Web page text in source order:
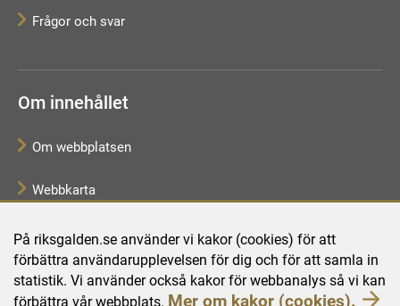
På riksgalden.se använder vi kakor (cookies) för att
förbättra användarupplevelsen för dig och för att samla in
statistik. Vi använder också kakor för webbanalys så vi kan
förbättra vår webbplats. Mer om kakor (cookies).
Frågor och svar
Om innehållet
Om webbplatsen
Webbkarta
Tillgänglighetsredogörelse
Behandling av personuppgifter